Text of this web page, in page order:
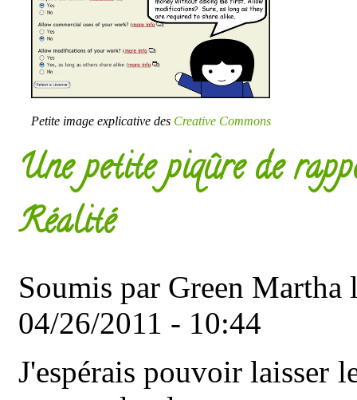
Petite image explicative des Creative Commons
Une petite piqûre de
Réalité
Soumis par Green Martha
04/26/2011 - 10:44
J'espérais pouvoir laisser